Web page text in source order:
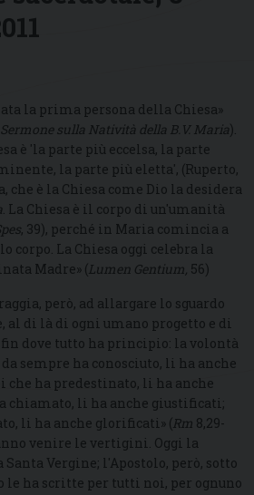
la prima persona della Chiesa»
Sermone sulla Natività della B.V. Maria).
è 'la parte più eccelsa, la parte
la parte più eletta', (Ruperto,
che è la Chiesa come Dio la desidera
. La Chiesa è il corpo di un'umanità
, 39), perché in Maria comincia a
corpo. La Chiesa oggi celebra la
Madre» (Lumen Gentium, 56)
però, ad allargare lo sguardo
al di là di ogni umano progetto e di
fin dove tutto ha principio: la volontà
sempre ha conosciuto, li ha anche
ha predestinato, li ha anche
chiamato, li ha anche giustificati;
li ha anche glorificati» (Rm 8,29-
venire le vertigini. Oggi la
Vergine; l'Apostolo, però, sotto
ha scritte per tutti noi, per ognuno